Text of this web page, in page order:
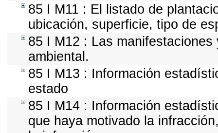
85 I M11 : El listado de
ubicación, superficie, tipo de
85 I M12 : Las
ambiental.
85 I M13 : Información
estado
85 I M14 : Información
que haya motivado la